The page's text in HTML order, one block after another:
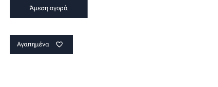
Άμεση αγορά
Αγαπημένα favorite_border